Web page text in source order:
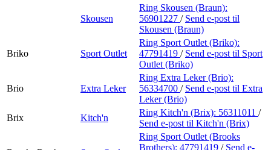
Skousen
Ring Skousen (Braun):
56901227 / Send e-post til
Skousen (Braun)
Briko Sport Outlet
Ring Sport Outlet (Briko):
47791419 / Send e-post til Sport
Outlet (Briko)
Brio Extra Leker
Ring Extra Leker (Brio):
56334700 / Send e-post til Extra
Leker (Brio)
Brix
Kitch'n
Ring Kitch'n (Brix): 56311011 /
Send e-post til Kitch'n (Brix)
Ring Sport Outlet (Brooks
Brothers): 47791419 / Send e-